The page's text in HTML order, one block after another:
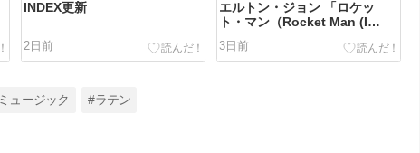
INDEX更新
2日前
エルトン・ジョン 「ロケッ
ト・マン（Rocket Man (I
Think It's Going to Be a
Long, Long Time)）」
3日前
ュージック #ラテン